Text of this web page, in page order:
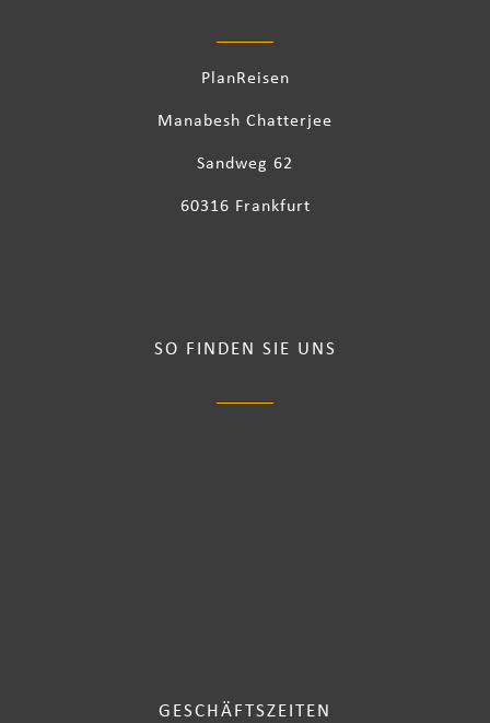
PlanReisen
Manabesh Chatterjee
Sandweg 62
60316 Frankfurt
SO FINDEN SIE UNS
GESCHÄFTSZEITEN